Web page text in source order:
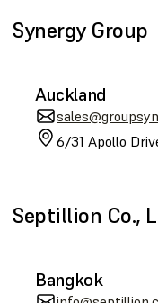
Synergy Group
Auckland
6/31 Apollo
Septillion Co.,
Bangkok